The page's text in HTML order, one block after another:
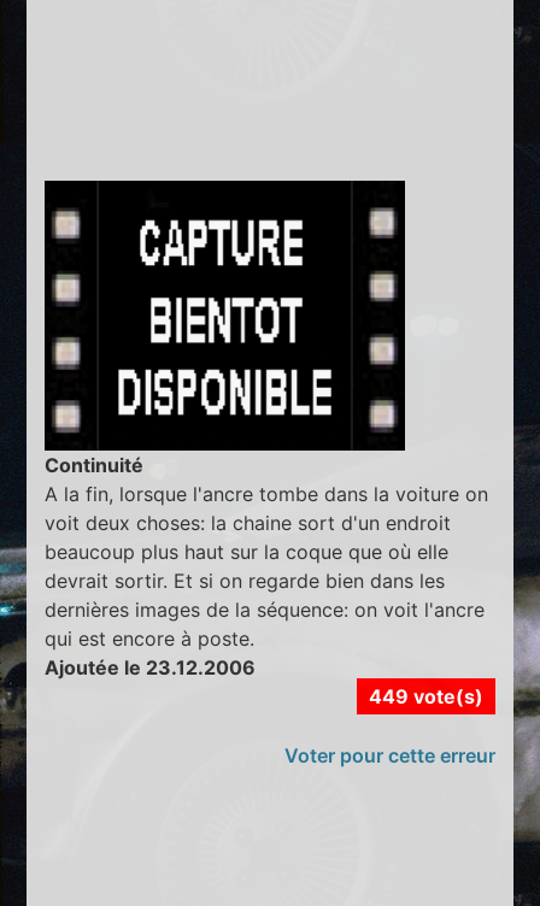
Continuité
A la fin, lorsque l'ancre tombe dans la voiture on
voit deux choses: la chaine sort d'un endroit
beaucoup plus haut sur la coque que où elle
devrait sortir. Et si on regarde bien dans les
dernières images de la séquence: on voit l'ancre
qui est encore à poste.
Ajoutée le 23.12.2006
449 vote(s)
Voter pour cette erreur